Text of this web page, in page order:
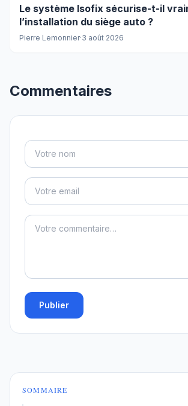
Le système Isofix sécurise-t-il
l’installation du siège auto ?
Pierre Lemonnier·3 août 2026
Commentaires
Publier
SOMMAIRE